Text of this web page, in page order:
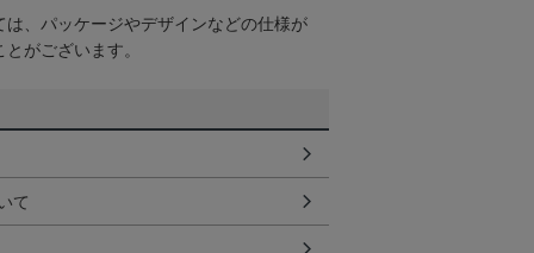
は、パッケージやデザインなどの仕様が
がございます。
て